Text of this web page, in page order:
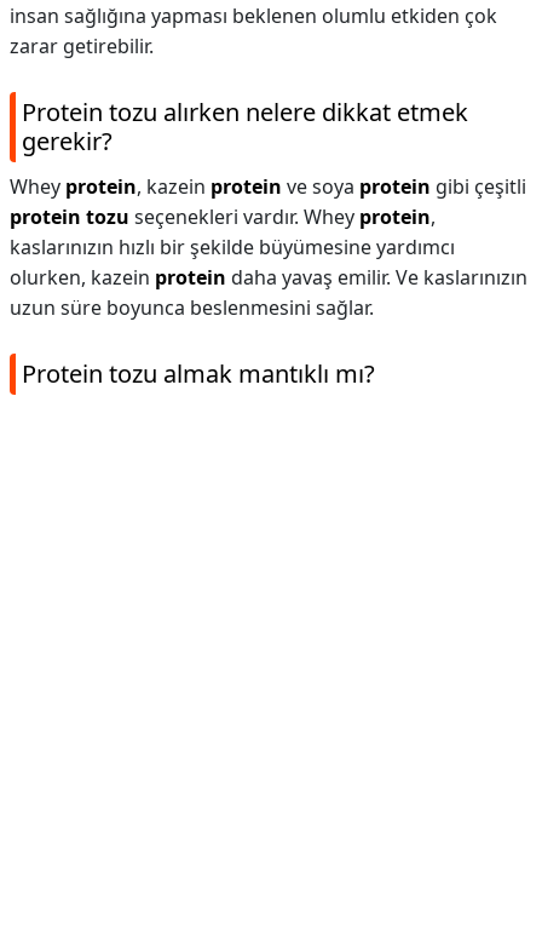
insan sağlığına yapması beklenen olumlu etkiden çok
zarar getirebilir.
Protein tozu alırken nelere dikkat etmek
gerekir?
Whey protein, kazein protein ve soya protein gibi çeşitli
protein tozu seçenekleri vardır. Whey protein,
kaslarınızın hızlı bir şekilde büyümesine yardımcı
olurken, kazein protein daha yavaş emilir. Ve kaslarınızın
uzun süre boyunca beslenmesini sağlar.
Protein tozu almak mantıklı mı?